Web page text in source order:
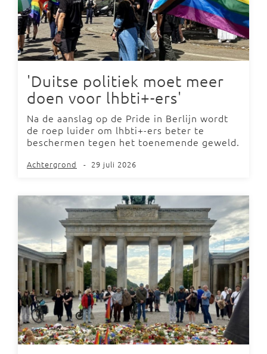
'Duitse politiek moet meer
doen voor lhbti+-ers'
Na de aanslag op de Pride in Berlijn wordt
de roep luider om lhbti+-ers beter te
beschermen tegen het toenemende geweld.
Achtergrond - 29 juli 2026